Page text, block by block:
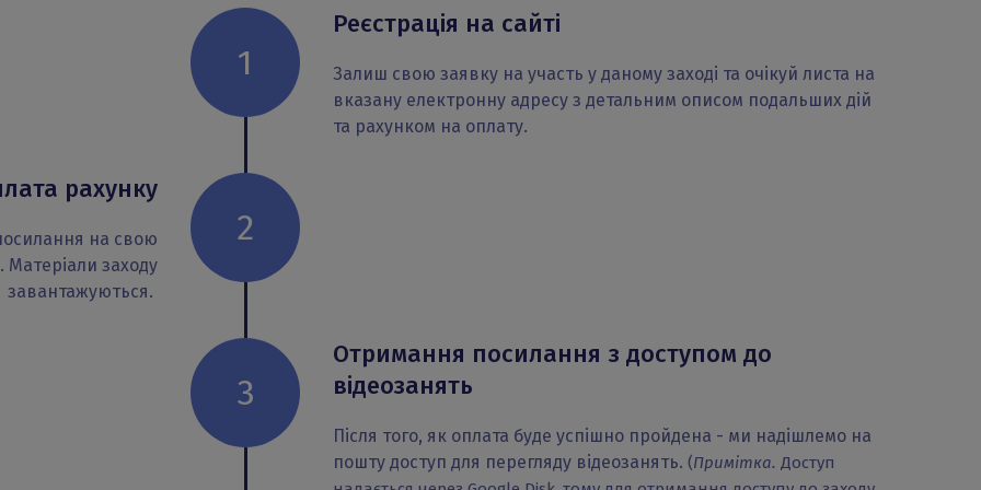
1
Реєстрація на сайті
Залиш свою заявку на участь у даному заході та очікуй листа на
вказану електронну адресу з детальним описом подальших дій
та рахунком на оплату.
2
рахунку
на свою
Матеріали заходу
завантажуються.
3
Отримання посилання з доступом до
відеозанять
Після того, як оплата буде успішно пройдена - ми надішлемо на
пошту доступ для перегляду відеозанять. (Примітка. Доступ